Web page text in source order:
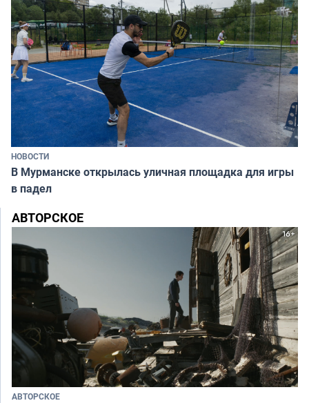
НОВОСТИ
В Мурманске открылась уличная площадка для игры
в падел
АВТОРСКОЕ
АВТОРСКОЕ